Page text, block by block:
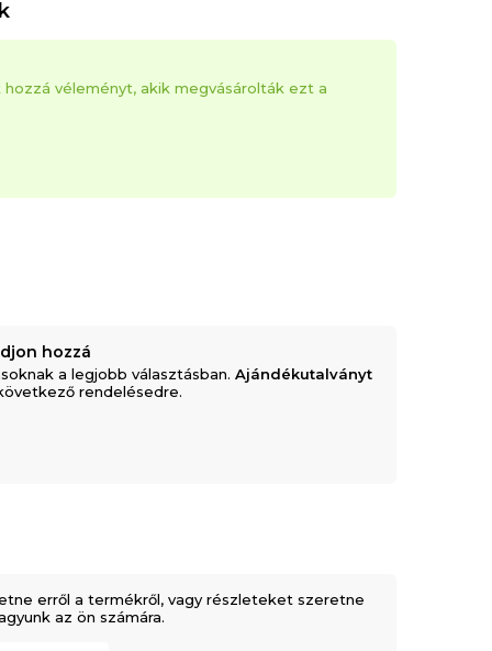
hozzá véleményt, akik megvásárolták ezt a
hozzá
a legjobb választásban.Ajándékutalványt
rendelésedre.
erről a termékről, vagy részleteket szeretne
az ön számára.